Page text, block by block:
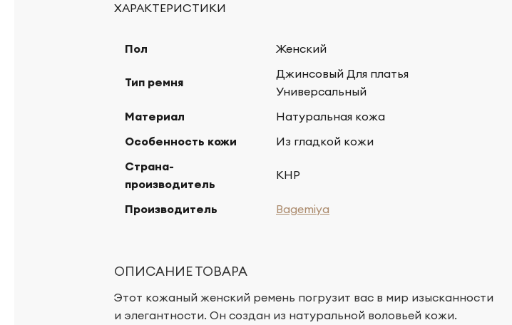
ХАРАКТЕРИСТИКИ
Пол Женский
Тип ремня
Джинсовый Для платья
Универсальный
Материал
Натуральная кожа
Особенность кожи
Из гладкой кожи
Страна-
производитель
КНР
Производитель Bagemiya
ОПИСАНИЕ ТОВАРА
Этот кожаный женский ремень погрузит вас в мир изысканности
и элегантности. Он создан из натуральной воловьей кожи.